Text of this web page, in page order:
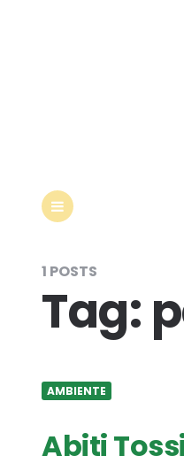
1 POSTS
Tag:
AMBIENTE
Abiti